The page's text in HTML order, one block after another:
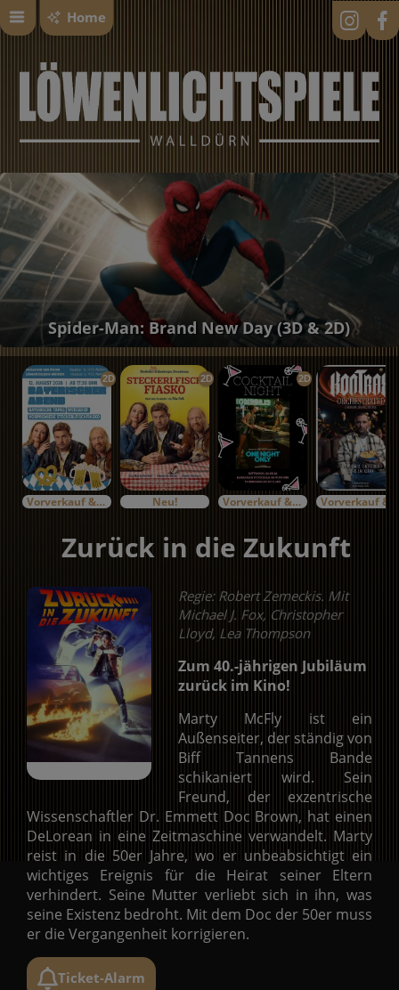
Home
Spider-Man: Brand New Day (3D & 2D)
2D
Vorverkauf & Specials
2D
Neu!
2D
Vorverkauf & Specials
Zurück in die Zukunft
Regie: Robert Zemeckis. Mit
Michael J. Fox, Christopher
Lloyd, Lea Thompson
Zum 40.-jährigen Jubiläum
zurück im Kino!
Marty McFly ist ein
Außenseiter, der ständig von
Biff Tannens Bande
schikaniert wird. Sein
Freund, der exzentrische
Wissenschaftler Dr. Emmett Doc Brown, hat einen
DeLorean in eine Zeitmaschine verwandelt. Marty
reist in die 50er Jahre, wo er unbeabsichtigt ein
wichtiges Ereignis für die Heirat seiner Eltern
verhindert. Seine Mutter verliebt sich in ihn, was
seine Existenz bedroht. Mit dem Doc der 50er muss
er die Vergangenheit korrigieren.
Ticket-Alarm